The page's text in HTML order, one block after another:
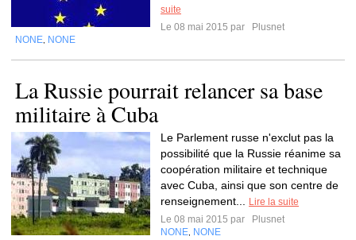
suite
Le 08 mai 2015 par
Plusnet
NONE NONE
La Russie pourrait relancer sa base
militaire à Cuba
Le Parlement russe n'exclut pas la
possibilité que la Russie réanime sa
coopération militaire et technique
avec Cuba, ainsi que son centre de
renseignement...
Lire la suite
Le 08 mai 2015 par
Plusnet
NONE NONE